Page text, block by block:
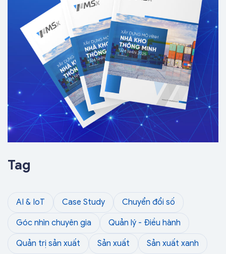
Tag
AI & IoT Case Study Chuyển đổi số
Góc nhìn chuyên gia Quản lý - Điều hành
Quản trị sản xuất Sản xuất Sản xuất xanh